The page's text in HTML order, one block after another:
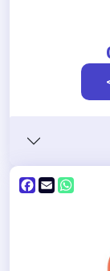
Email
WhatsApp